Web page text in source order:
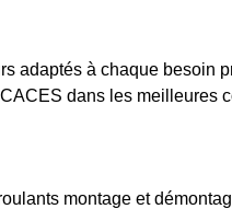
adaptés à chaque
dans les meilleures
montage et